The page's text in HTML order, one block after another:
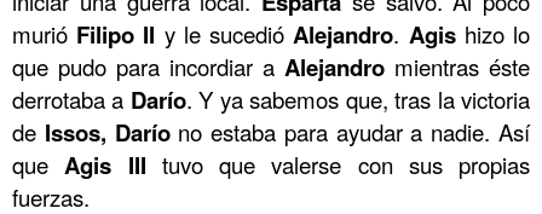
murió Filipo II y le sucedió Alejandro. Agishizo lo
que pudo para incordiar a Alejandro mientras éste
derrotaba a Darío. Y ya sabemos que, tras la victoria
de Issos, Daríono estaba para ayudar a nadie. Así
que Agis III tuvo que valerse con sus propias
fuerzas.